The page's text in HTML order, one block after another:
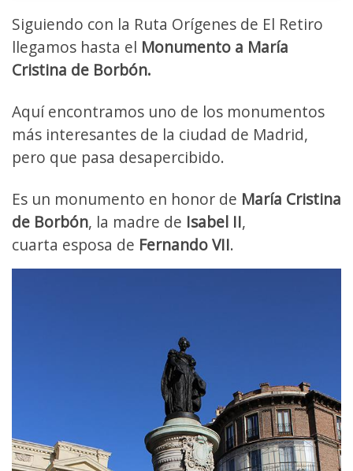
Siguiendo con la Ruta Orígenes de El Retiro
llegamos hasta el Monumento a María
Cristina de Borbón.
Aquí encontramos uno de los monumentos
más interesantes de la ciudad de Madrid,
pero que pasa desapercibido.
Es un monumento en honor de María Cristina
de Borbón, la madre de Isabel II,
cuarta esposa de Fernando VII.